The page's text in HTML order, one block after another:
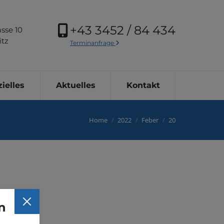
10
+43 3452 / 84 434
Terminanfrage
Aktuelles Kontakt
You are here:
Home 2022 Feber 20